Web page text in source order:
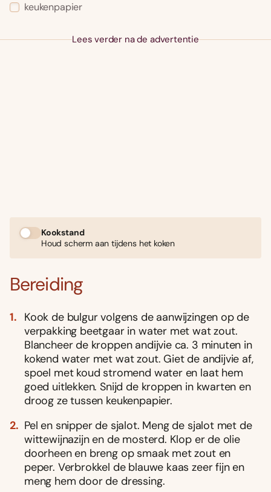
keukenpapier
Lees verder na de advertentie
Kookstand
Houd scherm aan tijdens het koken
Bereiding
Kook de bulgur volgens de aanwijzingen op de
verpakking beetgaar in water met wat zout.
Blancheer de kroppen andijvie ca. 3 minuten in
kokend water met wat zout. Giet de andijvie af,
spoel met koud stromend water en laat hem
goed uitlekken. Snijd de kroppen in kwarten en
droog ze tussen keukenpapier.
Pel en snipper de sjalot. Meng de sjalot met de
wittewijnazijn en de mosterd. Klop er de olie
doorheen en breng op smaak met zout en
peper. Verbrokkel de blauwe kaas zeer fijn en
meng hem door de dressing.